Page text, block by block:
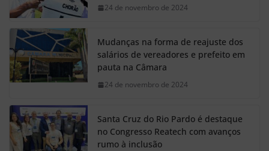
24 de novembro de 2024
Mudanças na forma de reajuste dos
salários de vereadores e prefeito em
pauta na Câmara
24 de novembro de 2024
Santa Cruz do Rio Pardo é destaque
no Congresso Reatech com avanços
rumo à inclusão